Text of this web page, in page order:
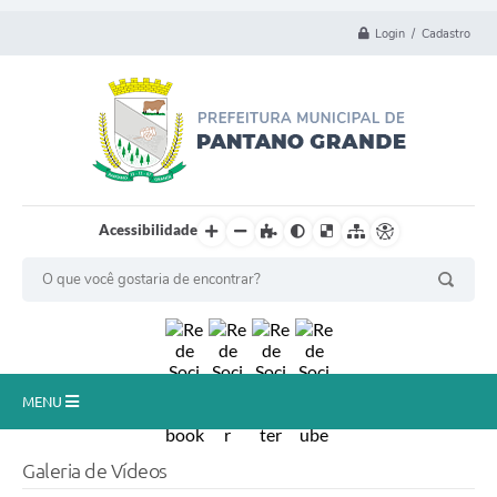
Login / Cadastro
Acessibilidade
MENU
Galeria de Vídeos